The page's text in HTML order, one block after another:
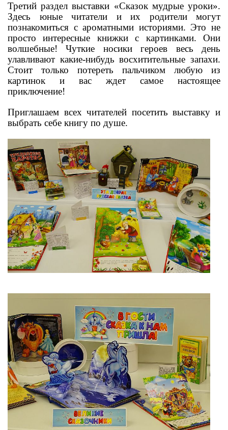
Третий раздел выставки «Сказок мудрые уроки».
Здесь юные читатели и их родители могут
познакомиться с ароматными историями. Это не
просто интересные книжки с картинками. Они
волшебные! Чуткие носики героев весь день
улавливают какие-нибудь восхитительные запахи.
Стоит только потереть пальчиком любую из
картинок и вас ждет самое настоящее
приключение!
Приглашаем всех читателей посетить выставку и
выбрать себе книгу по душе.